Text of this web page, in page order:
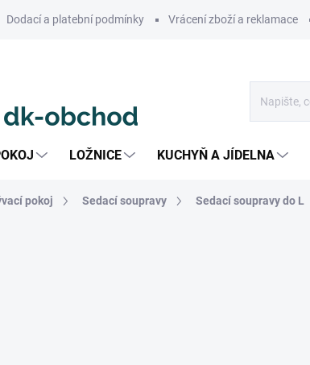
Dodací a platební podmínky Vrácení zboží a reklamace
LOŽNICE KUCHYŇ A JÍDELNA
pokoj Sedací soupravy Sedací soupravy do L